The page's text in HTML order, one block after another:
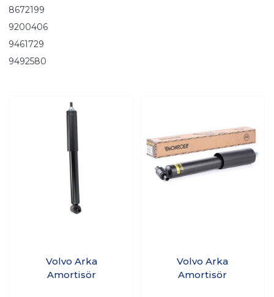
8672199
9200406
9461729
9492580
Volvo Arka
Amortisör
Volvo Arka
Amortisör